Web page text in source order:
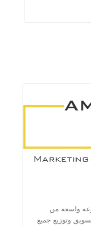
واسعة من
وتوزيع جميع